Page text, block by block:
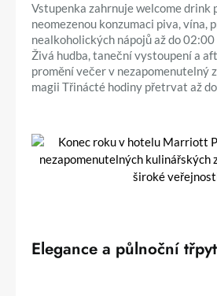
Vstupenka zahrnuje welcome drink
neomezenou konzumaci piva, vína,
nealkoholických nápojů až do
Živá hudba, taneční vystoupení a
promění večer v nezapomenutelný
magii Třinácté hodiny přetrvat až
Elegance a půlnoční